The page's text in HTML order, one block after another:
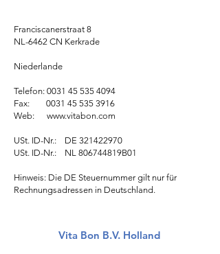
Franciscanerstraat 8
NL-6462 CN Kerkrade
Niederlande
Telefon: 0031 45 535 4094
Fax: 0031 45 535 3916
Web: www.vitabon.com
USt. ID-Nr.: DE 321422970
USt. ID-Nr.: NL 806744819B01
Hinweis: Die DE Steuernummer gilt nur für
Rechnungsadressen in Deutschland.
Vita Bon B.V. Holland